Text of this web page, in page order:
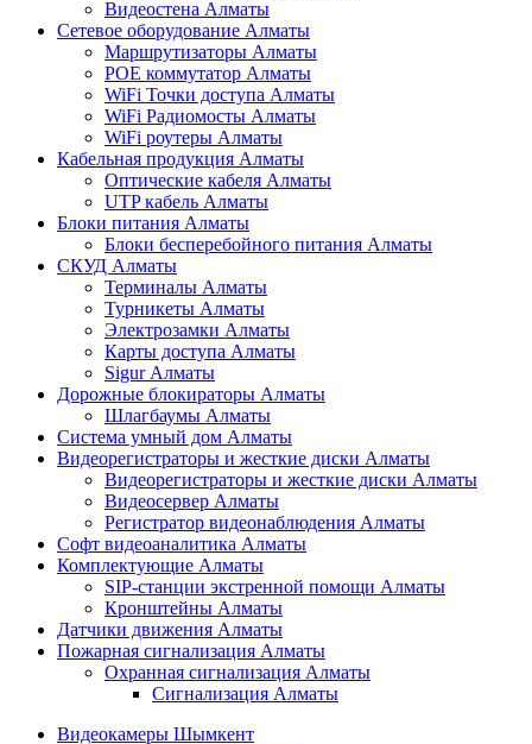
Видеостена Алматы
Сетевое оборудование Алматы
Маршрутизаторы Алматы
POE коммутатор Алматы
WiFi Точки доступа Алматы
WiFi Радиомосты Алматы
WiFi роутеры Алматы
Кабельная продукция Алматы
Оптические кабеля Алматы
UTP кабель Алматы
Блоки питания Алматы
Блоки бесперебойного питания Алматы
СКУД Алматы
Терминалы Алматы
Турникеты Алматы
Электрозамки Алматы
Карты доступа Алматы
Sigur Алматы
Дорожные блокираторы Алматы
Шлагбаумы Алматы
Система умный дом Алматы
Видеорегистраторы и жесткие диски Алматы
Видеорегистраторы и жесткие диски Алматы
Видеосервер Алматы
Регистратор видеонаблюдения Алматы
Софт видеоаналитика Алматы
Комплектующие Алматы
SIP-станции экстренной помощи Алматы
Кронштейны Алматы
Датчики движения Алматы
Пожарная сигнализация Алматы
Охранная сигнализация Алматы
Сигнализация Алматы
Видеокамеры Шымкент